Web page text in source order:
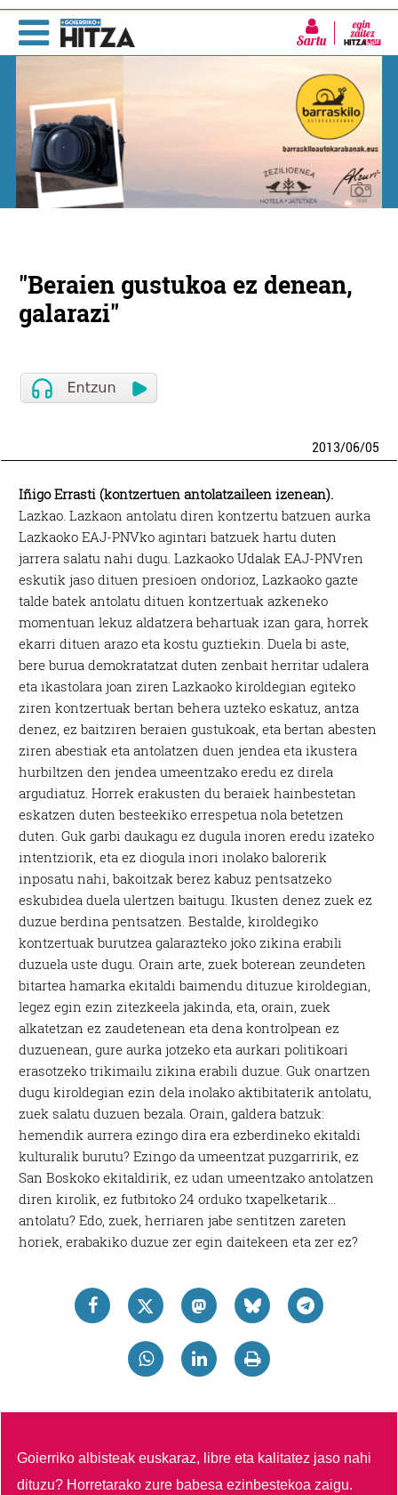
Sartu
"Beraien gustukoa ez denean,
galarazi"
2013/06/05
Iñigo Errasti (kontzertuen antolatzaileen izenean).
Lazkao. Lazkaon antolatu diren kontzertu batzuen aurka
Lazkaoko EAJ-PNVko agintari batzuek hartu duten
jarrera salatu nahi dugu. Lazkaoko Udalak EAJ-PNVren
eskutik jaso dituen presioen ondorioz, Lazkaoko gazte
talde batek antolatu dituen kontzertuak azkeneko
momentuan lekuz aldatzera behartuak izan gara, horrek
ekarri dituen arazo eta kostu guztiekin. Duela bi aste,
bere burua demokratatzat duten zenbait herritar udalera
eta ikastolara joan ziren Lazkaoko kiroldegian egiteko
ziren kontzertuak bertan behera uzteko eskatuz, antza
denez, ez baitziren beraien gustukoak, eta bertan abesten
ziren abestiak eta antolatzen duen jendea eta ikustera
hurbiltzen den jendea umeentzako eredu ez direla
argudiatuz. Horrek erakusten du beraiek hainbestetan
eskatzen duten besteekiko errespetua nola betetzen
duten. Guk garbi daukagu ez dugula inoren eredu izateko
intentziorik, eta ez diogula inori inolako balorerik
inposatu nahi, bakoitzak berez kabuz pentsatzeko
eskubidea duela ulertzen baitugu. Ikusten denez zuek ez
duzue berdina pentsatzen. Bestalde, kiroldegiko
kontzertuak burutzea galarazteko joko zikina erabili
duzuela uste dugu. Orain arte, zuek boterean zeundeten
bitartea hamarka ekitaldi baimendu dituzue kiroldegian,
legez egin ezin zitezkeela jakinda, eta, orain, zuek
alkatetzan ez zaudetenean eta dena kontrolpean ez
duzuenean, gure aurka jotzeko eta aurkari politikoari
erasotzeko trikimailu zikina erabili duzue. Guk onartzen
dugu kiroldegian ezin dela inolako aktibitaterik antolatu,
zuek salatu duzuen bezala. Orain, galdera batzuk:
hemendik aurrera ezingo dira era ezberdineko ekitaldi
kulturalik burutu? Ezingo da umeentzat puzgarririk, ez
San Boskoko ekitaldirik, ez udan umeentzako antolatzen
diren kirolik, ez futbitoko 24 orduko txapelketarik…
antolatu? Edo, zuek, herriaren jabe sentitzen zareten
horiek, erabakiko duzue zer egin daitekeen eta zer ez?
Goierriko albisteak euskaraz, libre eta kalitatez jaso nahi
dituzu? Horretarako zure babesa ezinbestekoa zaigu.